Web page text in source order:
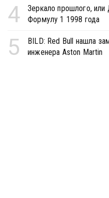
4
Зеркало прошлого, или
Формулу 1 1998 года
5
BILD: Red Bull нашла
инженера Aston Martin